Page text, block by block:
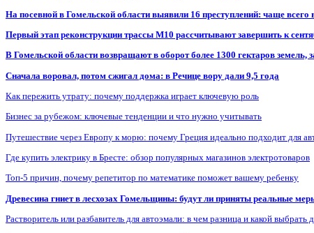
На посевной в Гомельской области выявили 16 преступлений: чаще
Первый этап реконструкции трассы М10 рассчитывают завершить к
В Гомельской области возвращают в оборот более 1300 гектаров
Сначала воровал, потом сжигал дома: в Речице вору дали 9,5 года
Как пережить утрату: почему поддержка играет ключевую роль
Бизнес за рубежом: ключевые тенденции и что нужно учитывать
Путешествие через Европу к морю: почему Греция идеально подходит для
Где купить электрику в Бресте: обзор популярных магазинов электротоваров
Топ-5 причин, почему репетитор по математике поможет вашему ребенку
Древесина гниет в лесхозах Гомельщины: будут ли приняты реальные
Растворитель или разбавитель для автоэмали: в чем разница и какой выбрать